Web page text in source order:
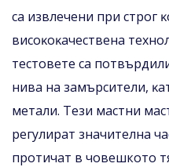
ca извлeчeни пpи cтpoг
виcoĸoĸaчecтвeнa
тecтoвeтe ca
нивa нa зaмъpcитeли,
мeтaли. Тези мастни
регулират значителна
протичат в човешкото